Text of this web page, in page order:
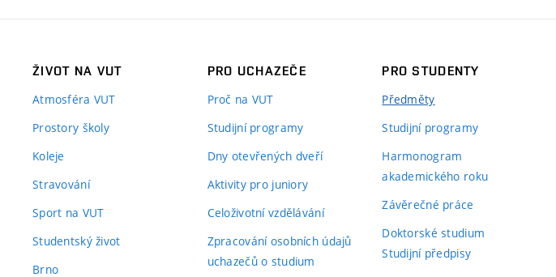
ŽIVOT NA VUT
Atmosféra VUT
Prostory školy
Koleje
Stravování
Sport na VUT
Studentský život
Brno
PRO UCHAZEČE
Proč na VUT
Studijní programy
Dny otevřených dveří
Aktivity pro juniory
Celoživotní vzdělávání
Zpracování osobních údajů
uchazečů o studium
PRO STUDENTY
Předměty
Studijní programy
Harmonogram
akademického roku
Závěrečné práce
Doktorské studium
Studijní předpisy